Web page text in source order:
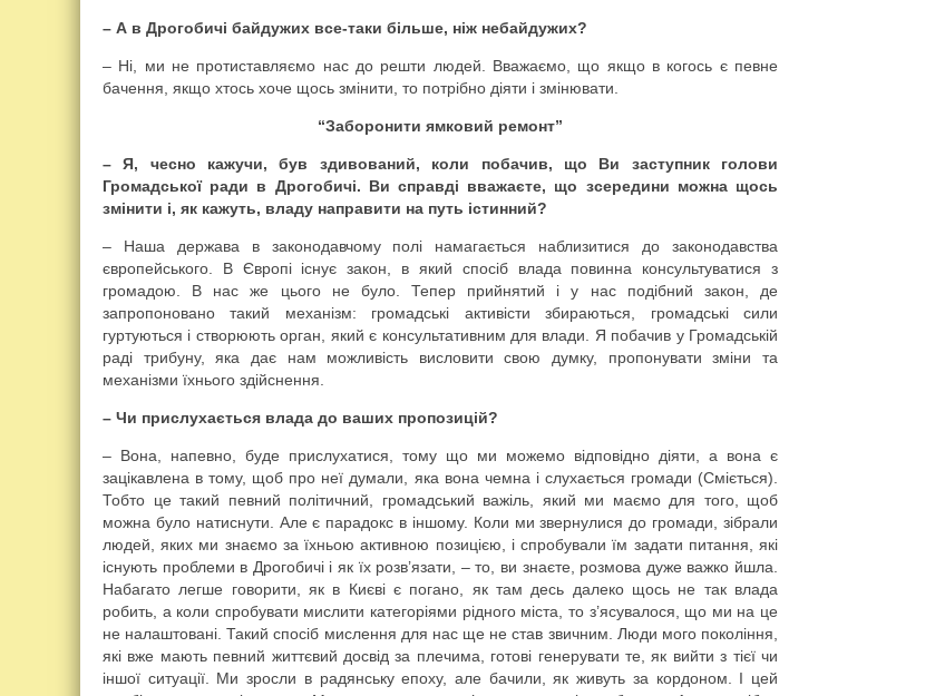
– А в Дрогобичі байдужих все-таки більше, ніж небайдужих?
– Ні, ми не протиставляємо нас до решти людей. Вважаємо, що якщо в когось є певне
бачення, якщо хтось хоче щось змінити, то потрібно діяти і змінювати.
“Заборонити ямковий ремонт”
– Я, чесно кажучи, був здивований, коли побачив, що Ви заступник голови
Громадської ради в Дрогобичі. Ви справді вважаєте, що зсередини можна щось
змінити і, як кажуть, владу направити на путь істинний?
– Наша держава в законодавчому полі намагається наблизитися до законодавства
європейського. В Європі існує закон, в який спосіб влада повинна консультуватися з
громадою. В нас же цього не було. Тепер прийнятий і у нас подібний закон, де
запропоновано такий механізм: громадські активісти збираються, громадські сили
гуртуються і створюють орган, який є консультативним для влади. Я побачив у Громадській
раді трибуну, яка дає нам можливість висловити свою думку, пропонувати зміни та
механізми їхнього здійснення.
– Чи прислухається влада до ваших пропозицій?
– Вона, напевно, буде прислухатися, тому що ми можемо відповідно діяти, а вона є
зацікавлена в тому, щоб про неї думали, яка вона чемна і слухається громади (Сміється).
Тобто це такий певний політичний, громадський важіль, який ми маємо для того, щоб
можна було натиснути. Але є парадокс в іншому. Коли ми звернулися до громади, зібрали
людей, яких ми знаємо за їхньою активною позицією, і спробували їм задати питання, які
існують проблеми в Дрогобичі і як їх розв’язати, – то, ви знаєте, розмова дуже важко йшла.
Набагато легше говорити, як в Києві є погано, як там десь далеко щось не так влада
робить, а коли спробувати мислити категоріями рідного міста, то з’ясувалося, що ми на це
не налаштовані. Такий спосіб мислення для нас ще не став звичним. Люди мого покоління,
які вже мають певний життєвий досвід за плечима, готові генерувати те, як вийти з тієї чи
іншої ситуації. Ми зросли в радянську епоху, але бачили, як живуть за кордоном. І цей